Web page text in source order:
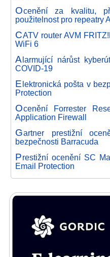
Ocenění za kvalitu,
použitelnost pro repeatry
CATV router AVM
WiFi 6
Alarmující nárůst
COVID-19
Elektronická pošta v
Protection
Ocenění Forrester
Application Firewall
Gartner prestižní
bezpečnosti Barracuda
Prestižní ocenění SC
Email Protection